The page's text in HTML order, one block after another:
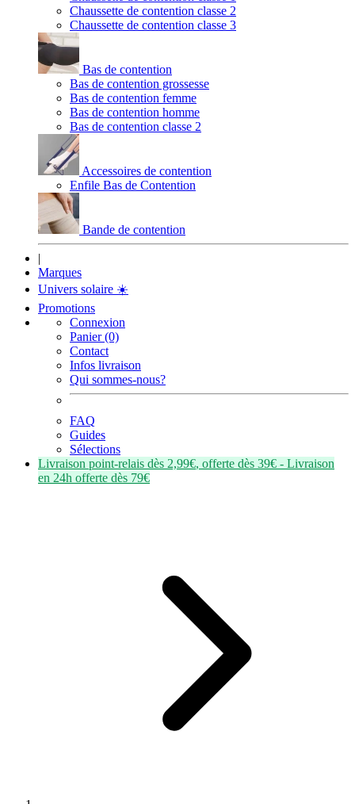
Chaussette de contention classe 2
Chaussette de contention classe 3
Bas de contention
Bas de contention grossesse
Bas de contention femme
Bas de contention homme
Bas de contention classe 2
Accessoires de contention
Enfile Bas de Contention
Bande de contention
|
Marques
Univers solaire ☀️
Promotions
Connexion
Panier (0)
Contact
Infos livraison
Qui sommes-nous?
FAQ
Guides
Sélections
Livraison point-relais dès 2,99€, offerte dès 39€ - Livraison
en 24h offerte dès 79€